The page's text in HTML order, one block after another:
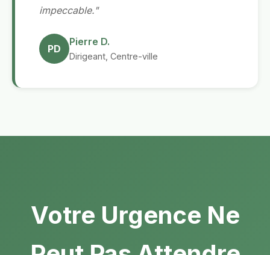
impeccable."
PD
Pierre D.
Dirigeant, Centre-ville
Votre Urgence Ne